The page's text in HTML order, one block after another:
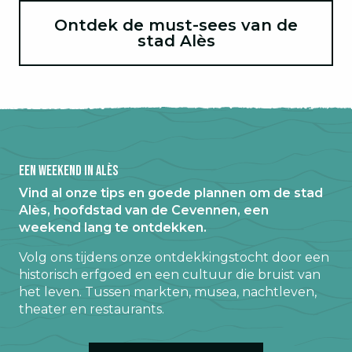
Ontdek de must-sees van de
stad Alès
Een weekend in Alès
Vind al onze tips en goede plannen om de stad
Alès, hoofdstad van de Cevennen, een
weekend lang te ontdekken.
Volg ons tijdens onze ontdekkingstocht door een
historisch erfgoed en een cultuur die bruist van
het leven. Tussen markten, musea, nachtleven,
theater en restaurants.